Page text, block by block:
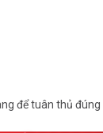
để tuân thủ